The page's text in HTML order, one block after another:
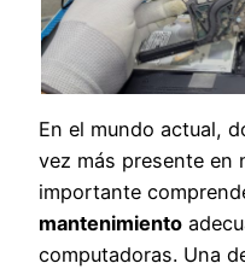
En el mundo actual,
vez más presente en
importante
mantenimiento
computadoras. Una